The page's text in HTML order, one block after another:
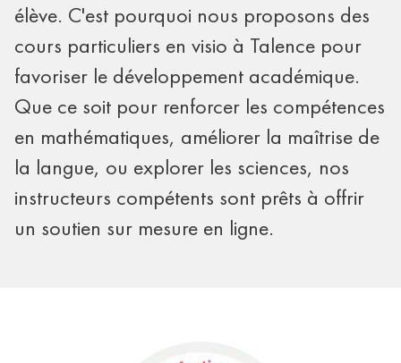
élève. C'est pourquoi nous proposons des
cours particuliers en visio à Talence pour
favoriser le développement académique.
Que ce soit pour renforcer les compétences
en mathématiques, améliorer la maîtrise de
la langue, ou explorer les sciences, nos
instructeurs compétents sont prêts à offrir
un soutien sur mesure en ligne.